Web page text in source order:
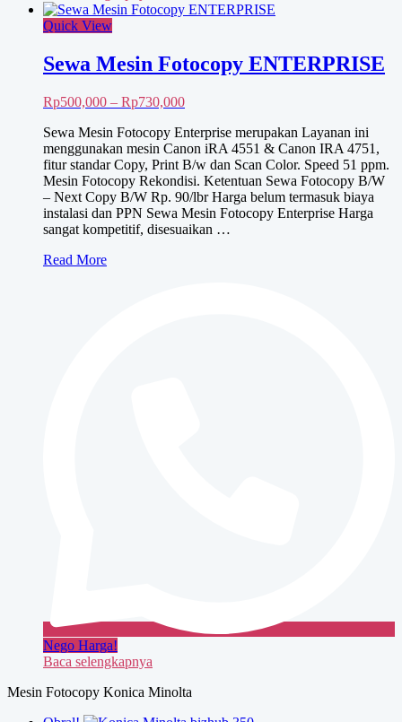
Quick View
Sewa Mesin Fotocopy ENTERPRISE
Rp500,000 – Rp730,000Rentang
Rp500,000
hingga
Rp730,000
Sewa Mesin Fotocopy Enterprise merupakan Layanan ini
menggunakan mesin Canon iRA 4551 & Canon IRA 4751,
fitur standar Copy, Print B/w dan Scan Color. Speed 51 ppm.
Mesin Fotocopy Rekondisi. Ketentuan Sewa Fotocopy B/W
– Next Copy B/W Rp. 90/lbr Harga belum termasuk biaya
instalasi dan PPN Sewa Mesin Fotocopy Enterprise Harga
sangat kompetitif, disesuaikan …
Sewa
Read More
Nego Harga!
Baca selengkapnya
Mesin Fotocopy Konica Minolta